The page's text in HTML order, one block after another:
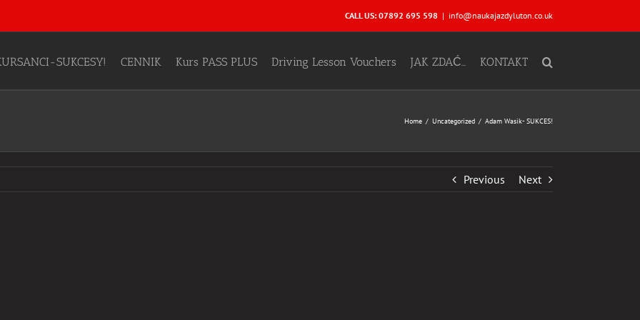
CALL US: 07892 695 598 | info@naukajazdyluton.co.uk
SUKCESY! CENNIK Kurs PASS PLUS Driving Lesson Vouchers JAK ZDAĆ… KONTAKT
Home Uncategorized Adam Wasik- SUKCES!
Previous Next